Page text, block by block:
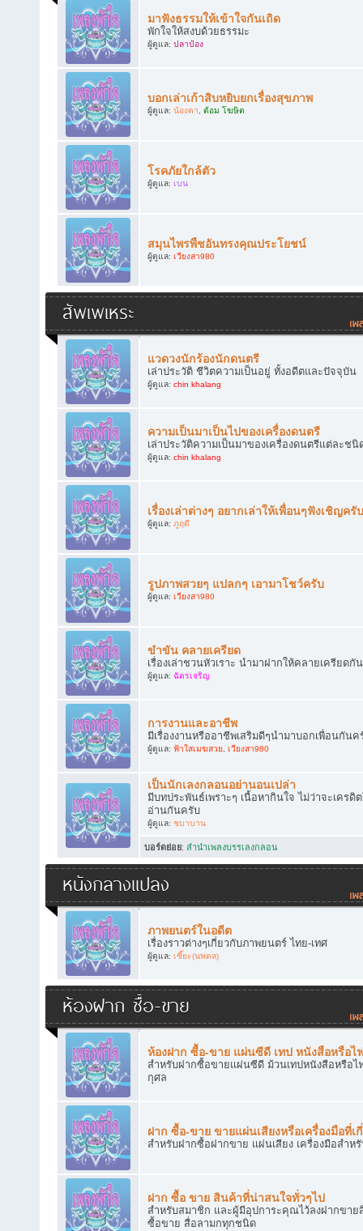
มาฟังธรรมให้เข้าใจกันเถิด
พักใจให้สงบด้วยธรรมะ
ผู้ดูแล: ปลาป๋อง
บอกเล่าเก้าสิบหยิบยกเรื่องสุขภาพ
ผู้ดูแล: น้องดา, ต้อม โฆษิต
โรคภัยใกล้ตัว
ผู้ดูแล: เบน
สมุนไพรพืชอันทรงคุณประโยชน์
ผู้ดูแล: เวียงสา980
สัพเพเหระ
แวดวงนักร้องนักดนตรี
เล่าประวัติ ชีวิตความเป็นอยู่ ทั้งอดีตและปัจจุบัน
ผู้ดูแล: chin khalang
ความเป็นมาเป็นไปของเครื่องดนตรี
เล่าประวัติความเป็นมาของเครื่องดนตรีแต่ละชนิ
ผู้ดูแล: chin khalang
เรื่องเล่าต่างๆ อยากเล่าให้เพื่อนๆฟังเชิญครับ
ผู้ดูแล: ภูฤดี
รูปภาพสวยๆ แปลกๆ เอามาโชว์ครับ
ผู้ดูแล: เวียงสา980
ขำขัน คลายเครียด
เรื่องเล่าชวนหัวเราะ นำมาฝากให้คลายเครียดกัน
ผู้ดูแล: ฉัตรเจริญ
การงานและอาชีพ
มีเรื่องงานหรืออาชีพเสริมดีๆนำมาบอกเพื่อนกันค
ผู้ดูแล: ฟ้าใสเมฆสวย, เวียงสา980
เป็นนักเลงกลอนอย่านอนเปล่า
มีบทประพันธ์เพราะๆ เนื้อหากินใจ ไม่ว่าจะเครดิ
อ่านกันครับ
ผู้ดูแล: ชบาบาน
บอร์ดย่อย: ลำนำเพลงบรรเลงกลอน
หนังกลางแปลง
ภาพยนตร์ในอดีต
เรื่องราวต่างๆเกี่ยวกับภาพยนตร์ ไทย-เทศ
ผู้ดูแล: เซี๊ยะ(นพดล)
ห้องฝาก ซื้อ-ขาย
ห้องฝาก ซื้อ-ขาย แผ่นซีดี เทป หนังสือหรือไ
สำหรับฝากซื้อขายแผ่นซีดี ม้วนเทปหนังสือหรือไ
กุศล
ฝาก ซื้อ-ขาย ขายแผ่นเสียงหรือเครื่องมือที่เ
สำหรับฝากซื้อฝากขาย แผ่นเสียง เครื่องมือสำหรั
ฝาก ซื้อ ขาย สินค้าที่น่าสนใจทั่วๆไป
สำหรับสมาชิก และผู้มีอุปการะคุณไว้ลงฝากขา
ซื้อขาย สื่อลามกทุกชนิด